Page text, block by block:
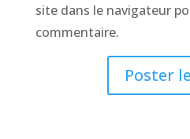
site dans le navigateur
commentaire.